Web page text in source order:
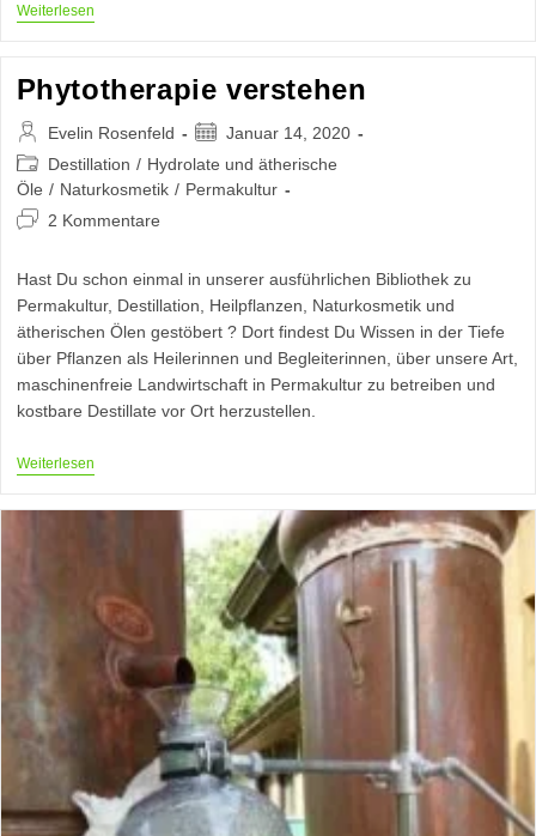
WeiterlesenWenn
Reisen
Phytotherapie verstehen
Beitrags-
Autor:
Evelin Rosenfeld
Beitrag
veröffentlicht:
Januar 14, 2020
Beitrags-
Kategorie:
Destillation / Hydrolate und ätherische
Öle / Naturkosmetik / Permakultur
Beitrags-2 Kommentare
Hast Du schon einmal in unserer ausführlichen Bibliothek zu
Permakultur, Destillation, Heilpflanzen, Naturkosmetik und
ätherischen Ölen gestöbert ? Dort findest Du Wissen in der Tiefe
über Pflanzen als Heilerinnen und Begleiterinnen, über unsere Art,
maschinenfreie Landwirtschaft in Permakultur zu betreiben und
kostbare Destillate vor Ort herzustellen.
WeiterlesenPhytotherapie